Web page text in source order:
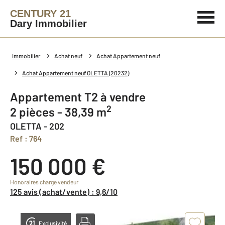
CENTURY 21
Dary Immobilier
Immobilier Achat neuf Achat Appartement neuf
Achat Appartement neuf OLETTA (20232)
Appartement T2 à vendre
2 pièces - 38,39 m2
OLETTA - 202
Ref : 764
150 000 €
Honoraires charge vendeur
125 avis (achat/vente) : 9,6/10
Exclusivité